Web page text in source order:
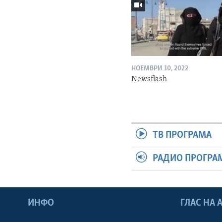
НОЕМВРИ 10, 2022
Newsflash
ТВ ПРОГРАМА
РАДИО
ИНФО ГЛАС НА